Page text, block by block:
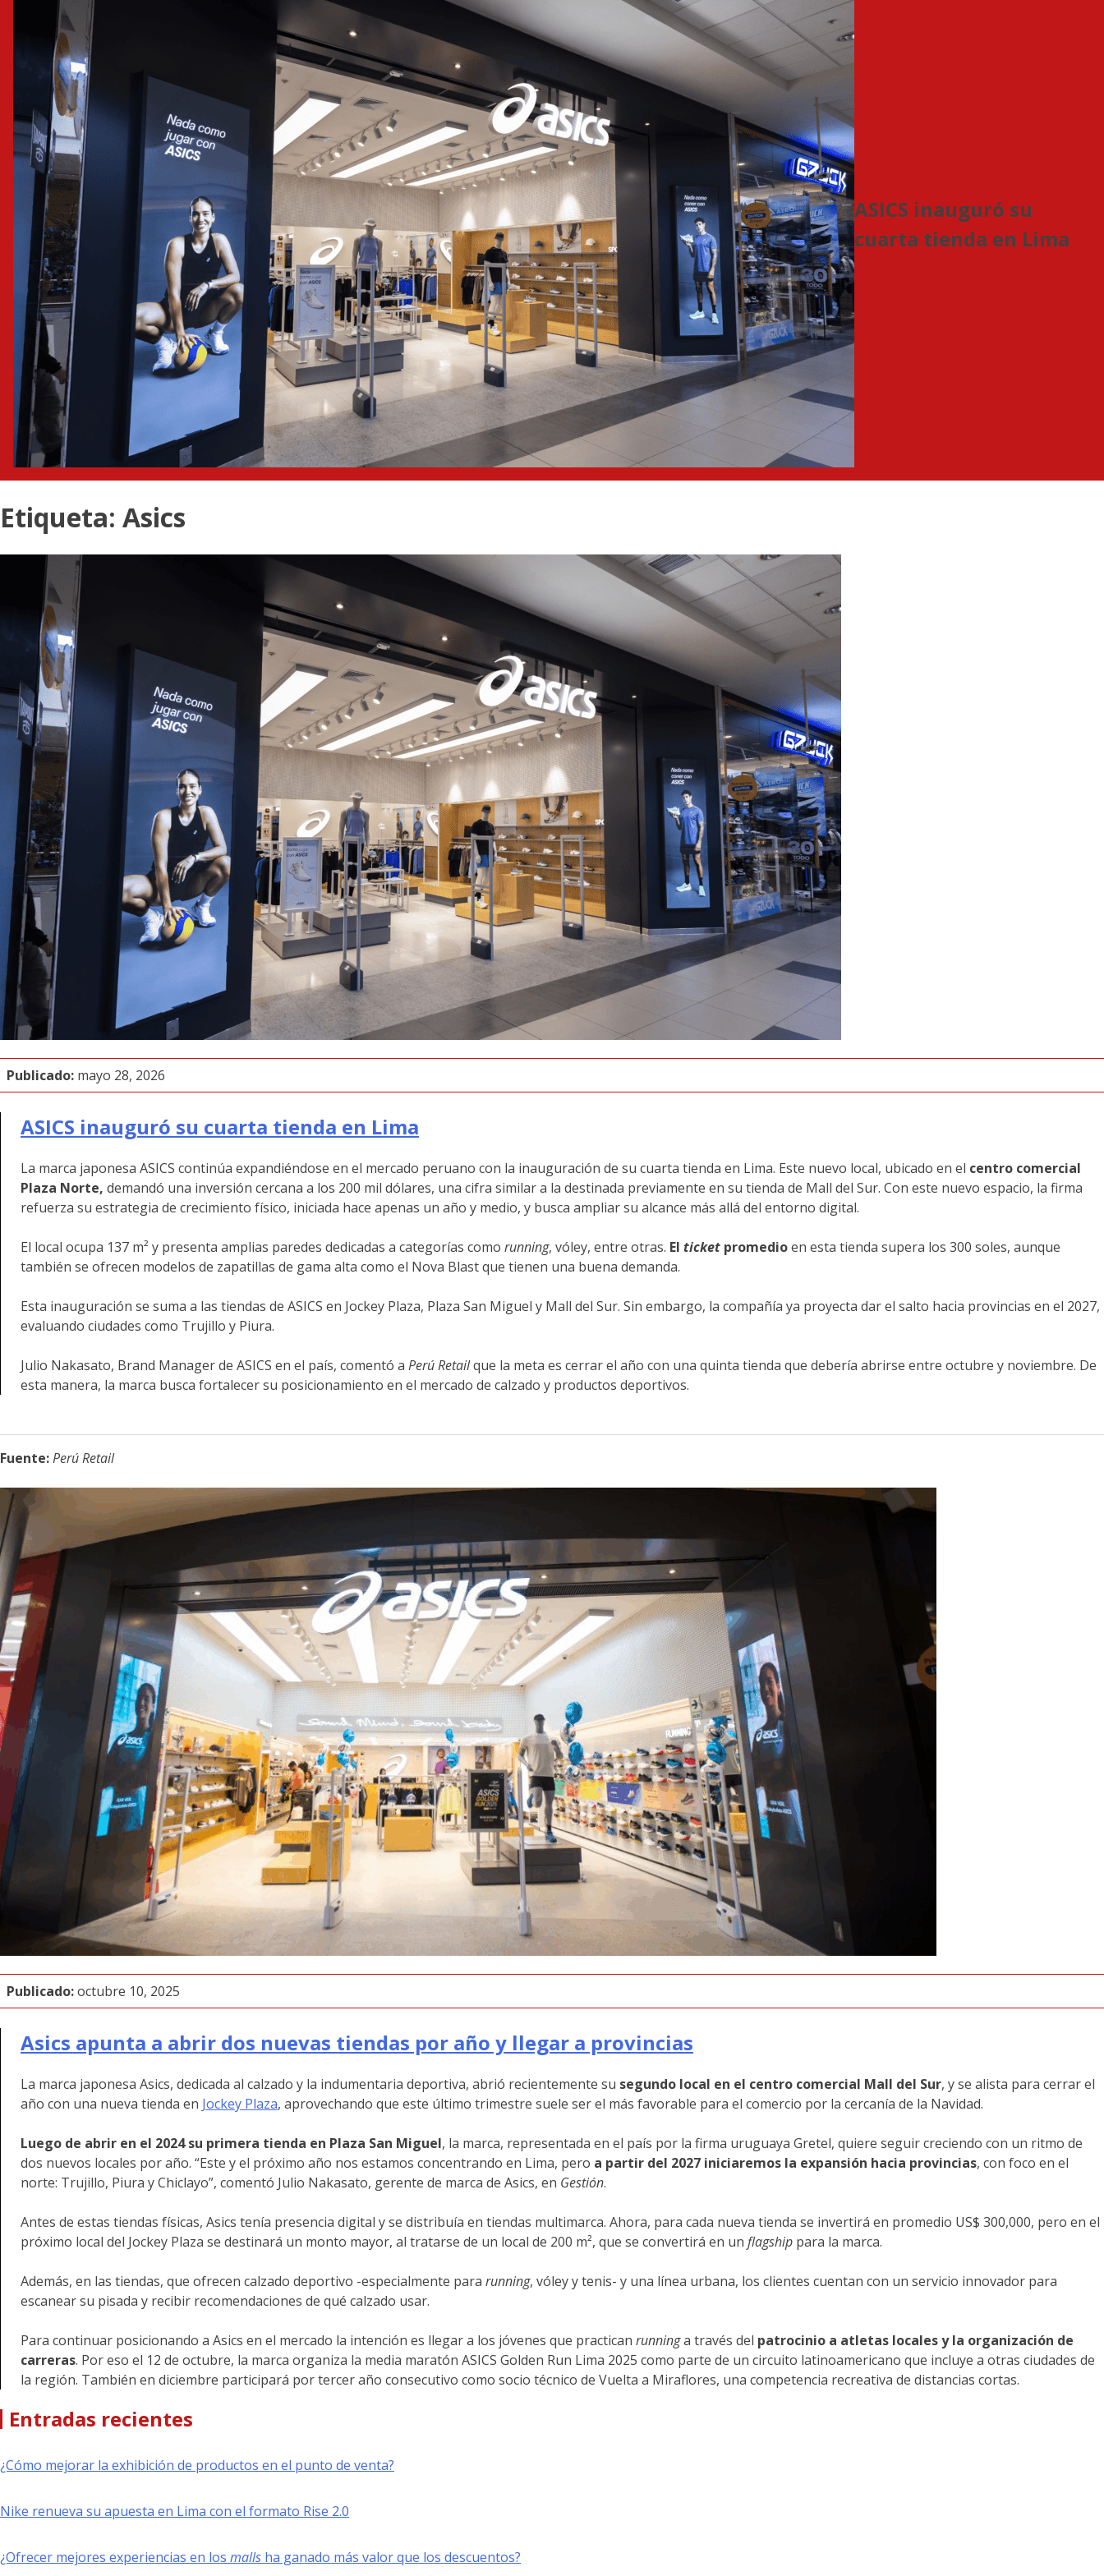
ASICS inauguró su
cuarta tienda en Lima
Etiqueta: Asics
Publicado: mayo 28, 2026
ASICS inauguró su cuarta tienda en Lima
La marca japonesa ASICS continúa expandiéndose en el mercado peruano con la inauguración de su cuarta tienda en Lima. Este nuevo local, ubicado en el centro comercial
Plaza Norte, demandó una inversión cercana a los 200 mil dólares, una cifra similar a la destinada previamente en su tienda de Mall del Sur. Con este nuevo espacio, la firma
refuerza su estrategia de crecimiento físico, iniciada hace apenas un año y medio, y busca ampliar su alcance más allá del entorno digital.
El local ocupa 137 m² y presenta amplias paredes dedicadas a categorías como running, vóley, entre otras. El ticket promedioen esta tienda supera los 300 soles, aunque
también se ofrecen modelos de zapatillas de gama alta como el Nova Blast que tienen una buena demanda.
Esta inauguración se suma a las tiendas de ASICS en Jockey Plaza, Plaza San Miguel y Mall del Sur. Sin embargo, la compañía ya proyecta dar el salto hacia provincias en el 2027,
evaluando ciudades como Trujillo y Piura.
Julio Nakasato, Brand Manager de ASICS en el país, comentó a Perú Retailque la meta es cerrar el año con una quinta tienda que debería abrirse entre octubre y noviembre. De
esta manera, la marca busca fortalecer su posicionamiento en el mercado de calzado y productos deportivos.
Fuente:Perú Retail
Publicado:octubre 10, 2025
Asics apunta a abrir dos nuevas tiendas por año y llegar a provincias
La marca japonesa Asics, dedicada al calzado y la indumentaria deportiva, abrió recientemente su segundo local en el centro comercial Mall del Sur, y se alista para cerrar el
año con una nueva tienda en Jockey Plaza, aprovechando que este último trimestre suele ser el más favorable para el comercio por la cercanía de la Navidad.
Luego de abrir en el 2024 su primera tienda en Plaza San Miguel, la marca, representada en el país por la firma uruguaya Gretel, quiere seguir creciendo con un ritmo de
dos nuevos locales por año. “Este y el próximo año nos estamos concentrando en Lima, pero a partir del 2027 iniciaremos la expansión hacia provincias, con foco en el
norte: Trujillo, Piura y Chiclayo”, comentó Julio Nakasato, gerente de marca de Asics, en Gestión.
Antes de estas tiendas físicas, Asics tenía presencia digital y se distribuía en tiendas multimarca. Ahora, para cada nueva tienda se invertirá en promedio US$ 300,000, pero en el
próximo local del Jockey Plaza se destinará un monto mayor, al tratarse de un local de 200 m², que se convertirá en un flagship para la marca.
Además, en las tiendas, que ofrecen calzado deportivo -especialmente para running, vóley y tenis- y una línea urbana, los clientes cuentan con un servicio innovador para
escanear su pisada y recibir recomendaciones de qué calzado usar.
Para continuar posicionando a Asics en el mercado la intención es llegar a los jóvenes que practican runninga través del patrocinio a atletas locales y la organización de
carreras. Por eso el 12 de octubre, la marca organiza la media maratón ASICS Golden Run Lima 2025 como parte de un circuito latinoamericano que incluye a otras ciudades de
la región. También en diciembre participará por tercer año consecutivo como socio técnico de Vuelta a Miraflores, una competencia recreativa de distancias cortas.
Entradas recientes
¿Cómo mejorar la exhibición de productos en el punto de venta?
Nike renueva su apuesta en Lima con el formato Rise 2.0
¿Ofrecer mejores experiencias en los malls ha ganado más valor que los descuentos?